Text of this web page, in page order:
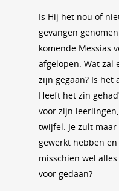
Is Hij het nou of
gevangen
komende Messias
afgelopen. Wat zal
zijn gegaan? Is het
Heeft het zin
voor zijn
twijfel. Je zult
gewerkt hebben
misschien wel
voor gedaan?